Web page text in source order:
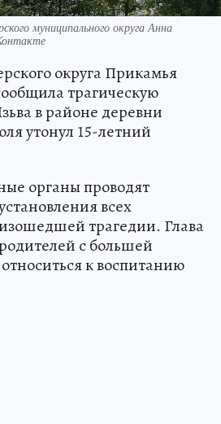
муниципального округа Анна
округа Прикамья
трагическую
в районе деревни
утонул 15-летний
органы проводят
всех
трагедии. Глава
с большей
к воспитанию